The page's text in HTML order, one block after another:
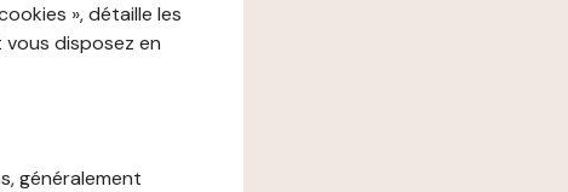
», détaille les
disposez en
généralement